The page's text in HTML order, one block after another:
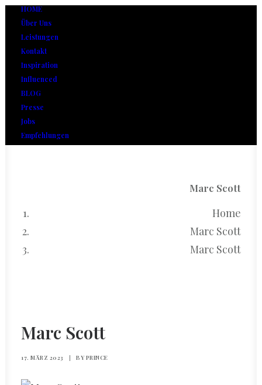
HOME
Über Uns
Leistungen
Kontakt
Inspiration
Influenced
BLOG
Presse
Jobs
Empfehlungen
Marc Scott
Home
Marc Scott
Marc Scott
Marc Scott
17. MÄRZ 2023 | BY PRINCE